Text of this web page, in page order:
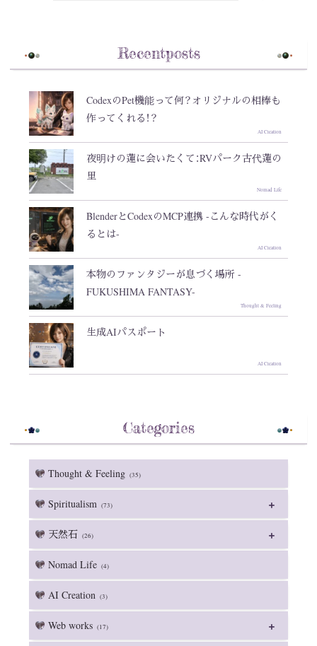
Recentposts
CodexのPet機能って何？オリジナルの相棒も
作ってくれる！？
AI Creation
夜明けの蓮に会いたくて：RVパーク古代蓮の
里
Nomad Life
BlenderとCodexのMCP連携 -こんな時代がく
るとは-
AI Creation
本物のファンタジーが息づく場所 -
FUKUSHIMA FANTASY-
Thought & Feeling
生成AIパスポート
AI Creation
Categories
Thought & Feeling (35)
Spiritualism (73)
天然石 (26)
Nomad Life (4)
AI Creation (3)
Web works (17)